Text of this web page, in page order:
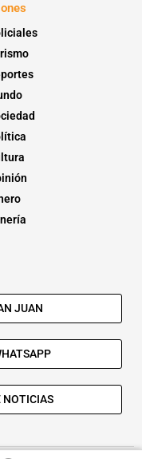
JUAN
NOTICIAS